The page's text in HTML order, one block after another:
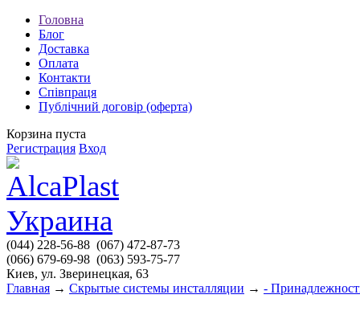
Головна
Блог
Доставка
Оплата
Контакти
Співпраця
Публічний договір (оферта)
Корзина пуста
Регистрация Вход
(044) 228-56-88 (067) 472-87-73
(066) 679-69-98 (063) 593-75-77
Киев, ул. Зверинецкая, 63
Главная → Скрытые системы инсталляции → -